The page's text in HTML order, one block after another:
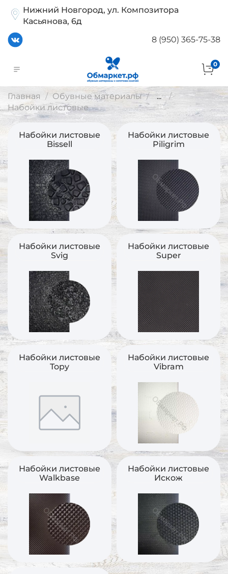
Нижний Новгород, ул. Композитора
Касьянова, 6д
8 (950) 365-75-38
0
Главная Обувные материалы
...
Набойки листовые
Набойки листовые
Bissell
Набойки листовые
Piligrim
Набойки листовые
Svig
Набойки листовые
Super
Набойки листовые
Topy
Набойки листовые
Vibram
Набойки листовые
Walkbase
Набойки листовые
Искож